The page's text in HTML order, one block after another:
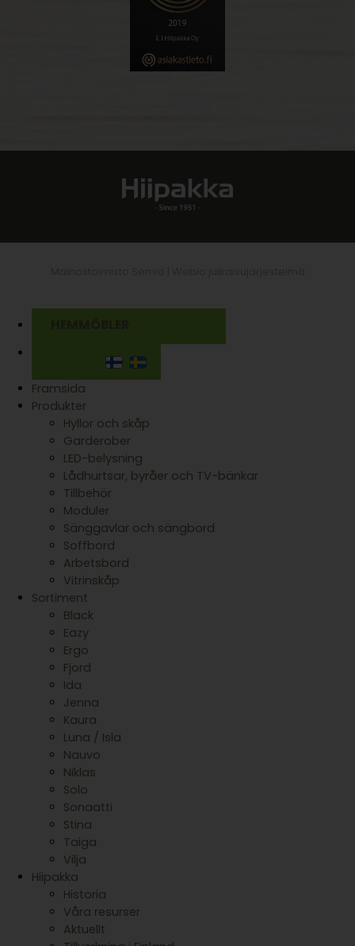
Framsida
Produkter
Hyllor och skåp
Garderober
LED-belysning
Lådhurtsar, byråer och TV-bänkar
Tillbehör
Moduler
Sänggavlar och sängbord
Soffbord
Arbetsbord
Vitrinskåp
Sortiment
Black
Eazy
Ergo
Fjord
Ida
Jenna
Kaura
Luna / Isla
Nauvo
Niklas
Solo
Sonaatti
Stina
Taiga
Vilja
Hiipakka
Historia
Våra resurser
Aktuellt